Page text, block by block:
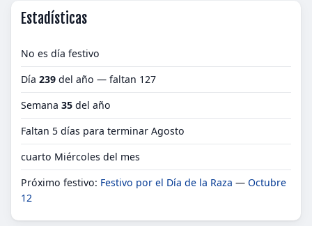
Estadísticas
No es día festivo
Día 239 del año — faltan 127
Semana 35 del año
Faltan 5 días para terminar Agosto
cuarto Miércoles del mes
Próximo festivo: Festivo por el Día de la Raza — Octubre
12